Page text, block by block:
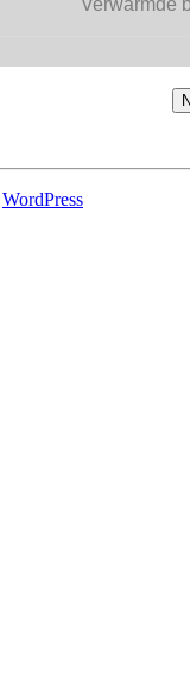
Verwarmde
WordPress